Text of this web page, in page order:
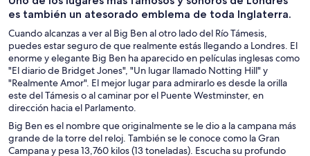
es también un atesorado emblema de toda Inglaterra.
Cuando alcanzas a ver al Big Ben al otro lado del Río Támesis,
puedes estar seguro de que realmente estás llegando a Londres. El
enorme y elegante Big Ben ha aparecido en películas inglesas como
"El diario de Bridget Jones", "Un lugar llamado Notting Hill" y
"Realmente Amor". El mejor lugar para admirarlo es desde la orilla
este del Támesis o al caminar por el Puente Westminster, en
dirección hacia el Parlamento.
Big Ben es el nombre que originalmente se le dio a la campana más
grande de la torre del reloj. También se le conoce como la Gran
Campana y pesa 13,760 kilos (13 toneladas). Escucha su profundo